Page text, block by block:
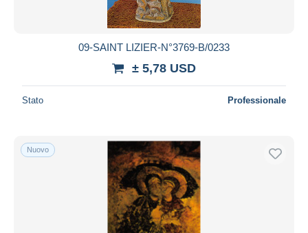
09-SAINT LIZIER-N°3769-B/0233
± 5,78 USD
Stato Professionale
Nuovo